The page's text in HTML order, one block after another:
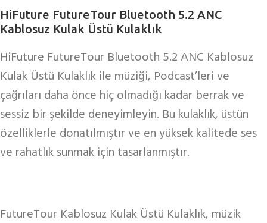
HiFuture FutureTour Bluetooth 5.2 ANC
Kablosuz Kulak Üstü Kulaklık
HiFuture FutureTour Bluetooth 5.2 ANC Kablosuz
Kulak Üstü Kulaklık ile müziği, Podcast’leri ve
çağrıları daha önce hiç olmadığı kadar berrak ve
sessiz bir şekilde deneyimleyin. Bu kulaklık, üstün
özelliklerle donatılmıştır ve en yüksek kalitede ses
ve rahatlık sunmak için tasarlanmıştır.
FutureTour Kablosuz Kulak Üstü Kulaklık, müzik